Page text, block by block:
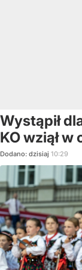
Wystąpił
KO wziął
Dodano: dzisiaj 10:29